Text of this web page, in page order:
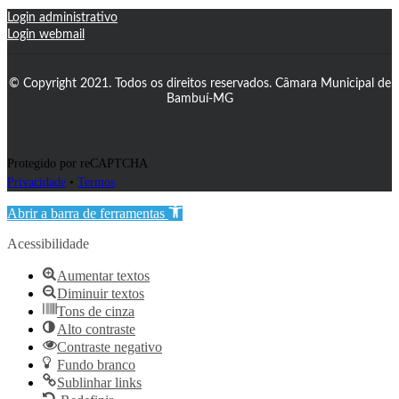
Login administrativo
Login webmail
© Copyright 2021. Todos os direitos reservados. Câmara Municipal de
Bambuí-MG
Protegido por reCAPTCHA
Privacidade • Termos
Abrir a barra de ferramentas
Acessibilidade
Aumentar textos
Diminuir textos
Tons de cinza
Alto contraste
Contraste negativo
Fundo branco
Sublinhar links